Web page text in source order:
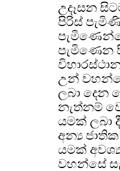
උදෑසන
පිරිස්
පැමිණෙන
උන්
ලබා දෙන
නැත්නම්
යමක් ලබා
අන්‍ය
යමක්
වහන්සේ